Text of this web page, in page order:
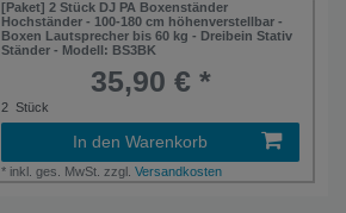
[Paket] 2 Stück DJ PA Boxenständer
Hochständer - 100-180 cm höhenverstellbar -
Boxen Lautsprecher bis 60 kg - Dreibein Stativ
Ständer - Modell: BS3BK
35,90 € *
2 Stück
In den Warenkorb
* inkl. ges. MwSt. zzgl.Versandkosten